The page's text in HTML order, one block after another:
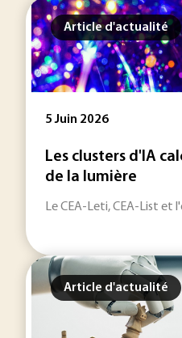
Article d'actualité
5 Juin 2026
Les clusters d'IA
de la lumière
Le CEA-Leti, CEA-List et
Article d'actualité